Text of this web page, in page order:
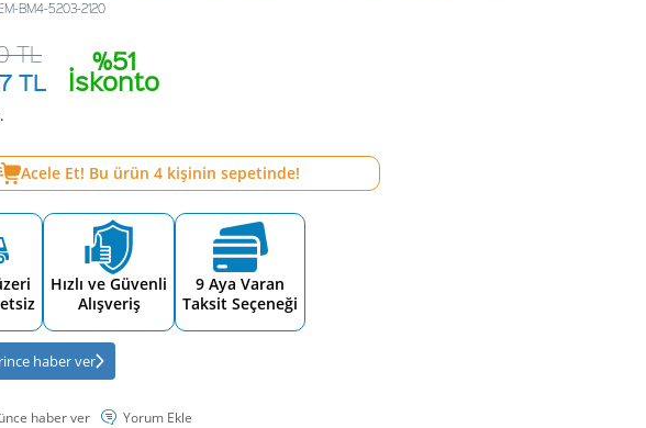
BM4-5203-2120
%51
İskonto
TL
TL
Acele Et! Bu ürün 4kişinin sepetinde!
Hızlı ve Güvenli
Alışveriş
9 Aya Varan
Taksit Seçeneği
haber ver
haber ver Yorum Ekle